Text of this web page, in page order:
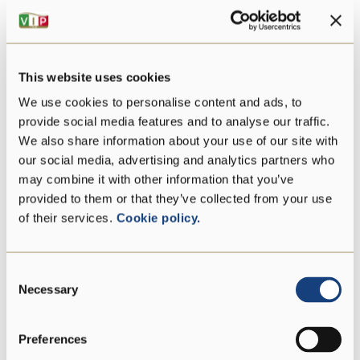
This website uses cookies
We use cookies to personalise content and ads, to
provide social media features and to analyse our traffic.
We also share information about your use of our site with
our social media, advertising and analytics partners who
may combine it with other information that you’ve
provided to them or that they’ve collected from your use
of their services. Cookie policy.
Selection
Necessary
Preferences
20 g
davon Zucker:
Proteine 19 g
Salz